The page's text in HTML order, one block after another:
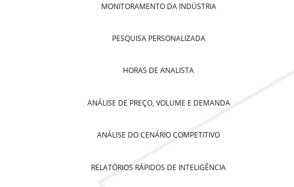
MONITORAMENTO DA INDÚSTRIA
PESQUISA PERSONALIZADA
HORAS DE ANALISTA
ANÁLISE DE PREÇO, VOLUME E DEMANDA
ANÁLISE DO CENÁRIO COMPETITIVO
RELATÓRIOS RÁPIDOS DE INTELIGÊNCIA